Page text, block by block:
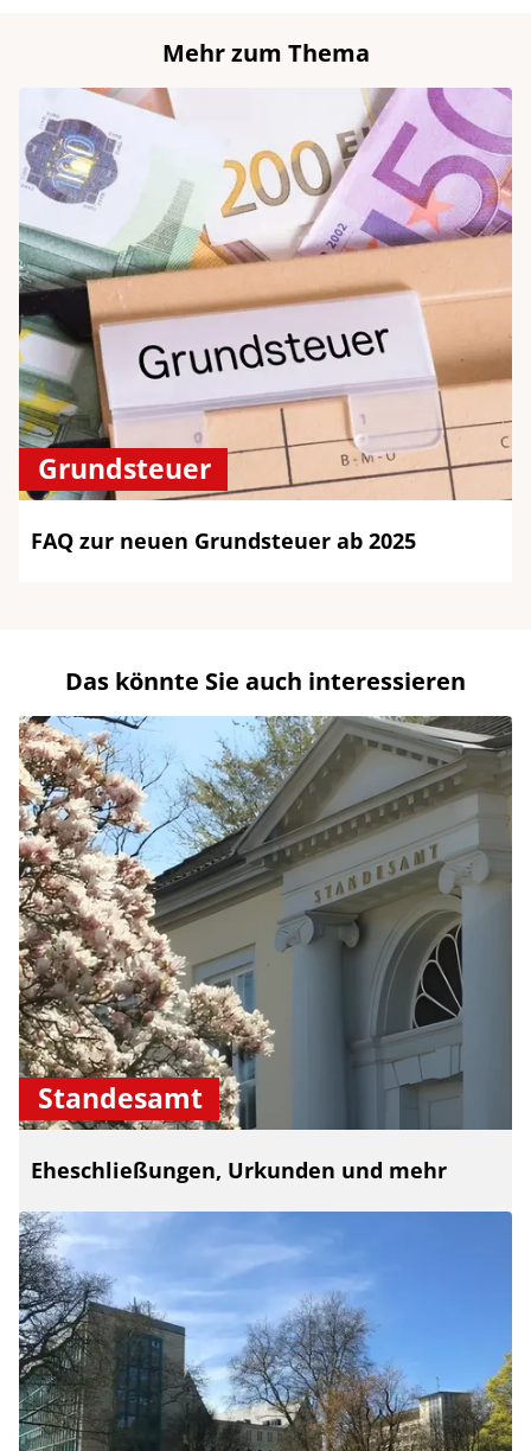
Mehr zum Thema
Grundsteuer
FAQ zur neuen Grundsteuer ab 2025
Das könnte Sie auch interessieren
Standesamt
Eheschließungen, Urkunden und mehr